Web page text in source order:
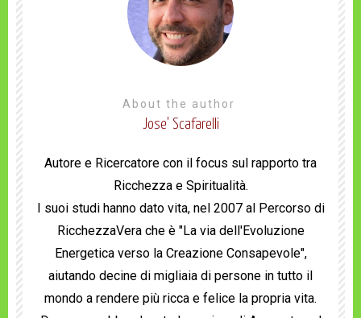
About the author
Jose' Scafarelli
Autore e Ricercatore con il focus sul rapporto tra
Ricchezza e Spiritualità.
I suoi studi hanno dato vita, nel 2007 al Percorso di
RicchezzaVera che è "La via dell'Evoluzione
Energetica verso la Creazione Consapevole",
aiutando decine di migliaia di persone in tutto il
mondo a rendere più ricca e felice la propria vita.